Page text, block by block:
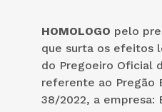
HOMOLOGO pelo
que surta os efeitos
do Pregoeiro Oficial
referente ao Pregão
38/2022, a empresa: